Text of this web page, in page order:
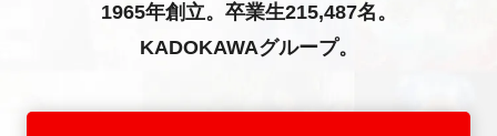
1965年創立。卒業生215,487名。
KADOKAWAグループ。